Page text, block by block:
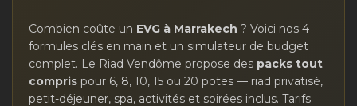
Combien coûte un EVG à Marrakech ? Voici nos 4
formules clés en main et un simulateur de budget
complet. Le Riad Vendôme propose des packs tout
compris pour 6, 8, 10, 15 ou 20 potes — riad privatisé,
petit-déjeuner, spa, activités et soirées inclus. Tarifs